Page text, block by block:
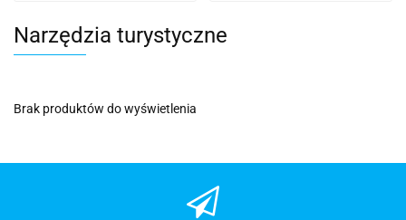
Narzędzia turystyczne
Brak produktów do wyświetlenia